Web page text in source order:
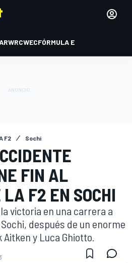
WRCWECFÓRMULA E
F2 Sochi
FIN AL
LA F2 EN SOCHI
victoria en una carrera a
después de un enorme
y Luca Ghiotto.